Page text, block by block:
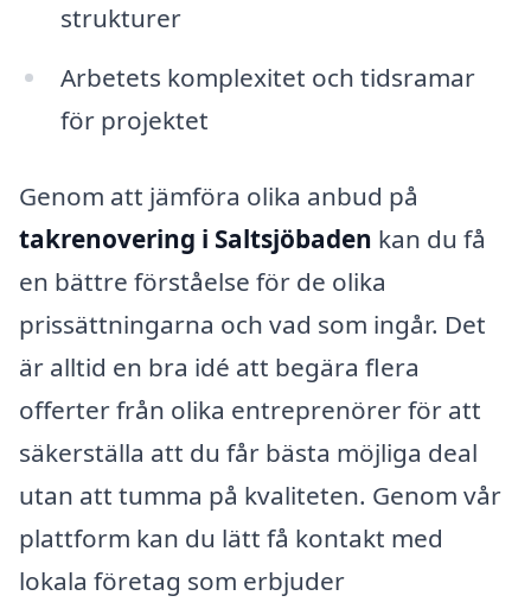
strukturer
Arbetets komplexitet och tidsramar
för projektet
Genom att jämföra olika anbud på
takrenovering i Saltsjöbaden kan du få
en bättre förståelse för de olika
prissättningarna och vad som ingår. Det
är alltid en bra idé att begära flera
offerter från olika entreprenörer för att
säkerställa att du får bästa möjliga deal
utan att tumma på kvaliteten. Genom vår
plattform kan du lätt få kontakt med
lokala företag som erbjuder